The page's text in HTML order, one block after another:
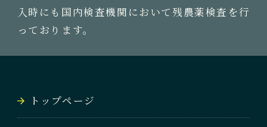
TEA
新着情報
会社案内
入時にも国内検査機関において残農薬検査を行
っております。
トップページ